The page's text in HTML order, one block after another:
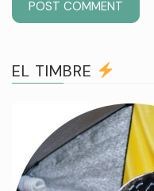
EL TIMBRE